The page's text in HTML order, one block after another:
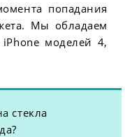
попадания
Мы обладаем
моделей 4,
стекла